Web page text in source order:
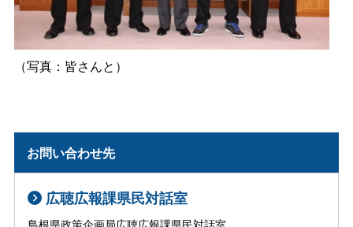
（写真：皆さんと）
お問い合わせ先
広聴広報課県民対話室